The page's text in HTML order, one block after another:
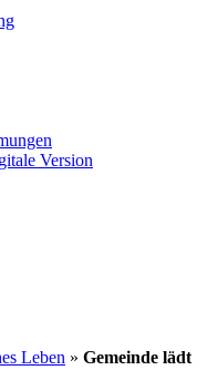
Version
Leben » Gemeinde lädt